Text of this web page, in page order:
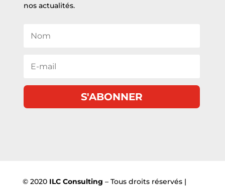
nos actualités.
S'ABONNER
© 2020 ILC Consulting – Tous droits réservés |